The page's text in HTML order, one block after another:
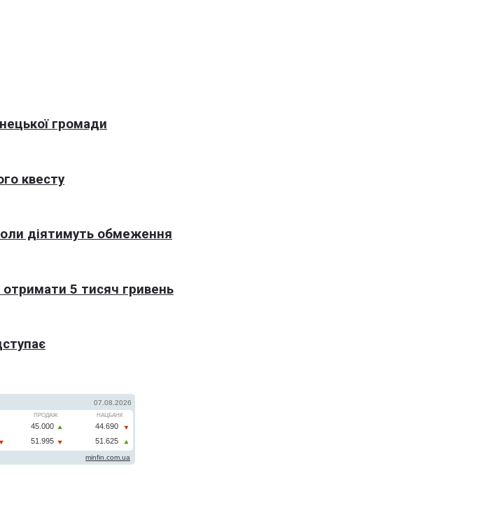
громади
квесту
діятимуть обмеження
5 тисяч гривень